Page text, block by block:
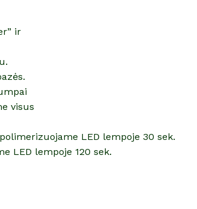
ir
visus
LED lempoje 30 sek.
LED lempoje 120 sek.